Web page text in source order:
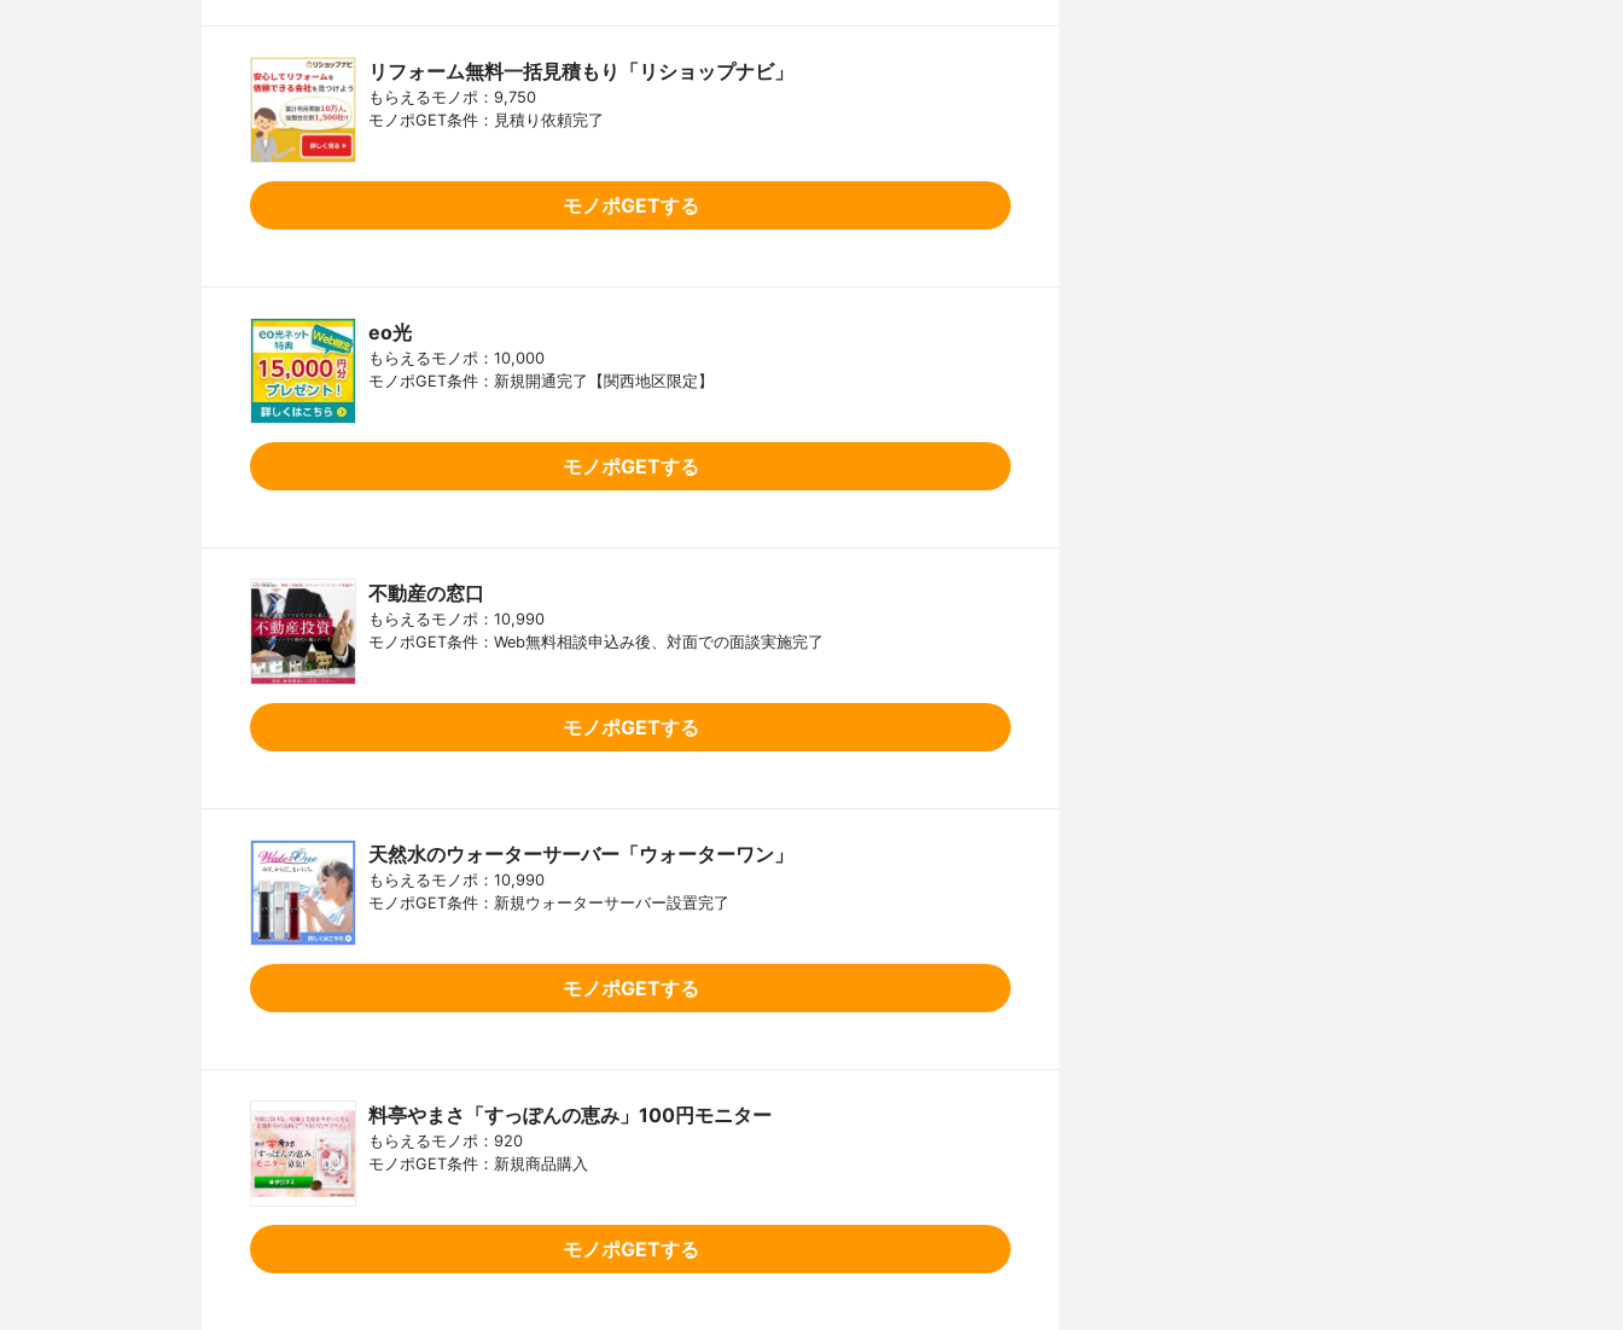
リフォーム無料一括見積もり「リショップナビ」
もらえるモノポ：9,750
モノポGET条件：見積り依頼完了
モノポGETする
eo光
もらえるモノポ：10,000
モノポGET条件：新規開通完了【関西地区限定】
モノポGETする
不動産の窓口
もらえるモノポ：10,990
モノポGET条件：Web無料相談申込み後、対面での面談実施完了
モノポGETする
天然水のウォーターサーバー「ウォーターワン」
もらえるモノポ：10,990
モノポGET条件：新規ウォーターサーバー設置完了
モノポGETする
料亭やまさ「すっぽんの恵み」100円モニター
もらえるモノポ：920
モノポGET条件：新規商品購入
モノポGETする